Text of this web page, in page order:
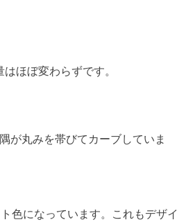
ほぼ変わらずです。
が丸みを帯びてカーブしていま
色になっています。これもデザイ